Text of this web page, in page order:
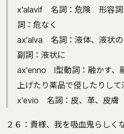
x'alavif 名詞：危険 形容詞
詞：危なく
ax'alva 名詞：液体、液状
副詞：液状に
ax'enno l型動詞：融かす、
上げたり薬品で侵したりして
x'evio 名詞：皮、革、皮膚
２６：貴様、我を吸血鬼らしく